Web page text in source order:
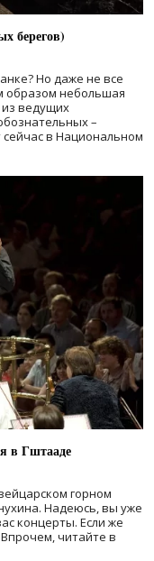
берегов)
Но даже не все
образом небольшая
из ведущих
–
в Национальном
в Гштааде
горном
Надеюсь, вы уже
концерты. Если же
читайте в